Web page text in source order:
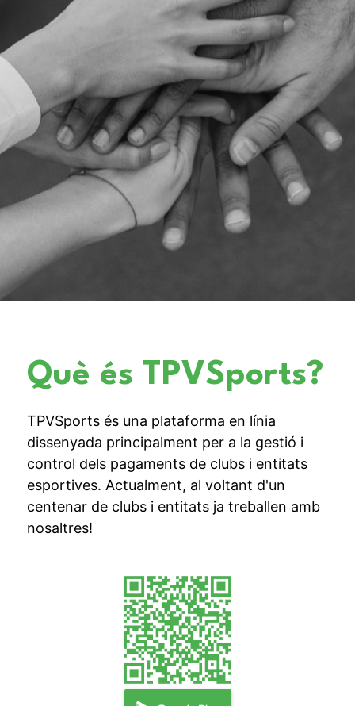
Què és TPVSports?
TPVSports és una plataforma en línia
dissenyada principalment per a la gestió i
control dels pagaments de clubs i entitats
esportives. Actualment, al voltant d'un
centenar de clubs i entitats ja treballen amb
nosaltres!